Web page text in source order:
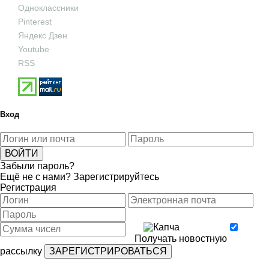
Одноклассники
Pinterest
Яндекс Дзен
Youtube
RSS
Вход
Забыли пароль?
Ещё не с нами? Зарегистрируйтесь
Регистрация
Получать новостную
рассылку